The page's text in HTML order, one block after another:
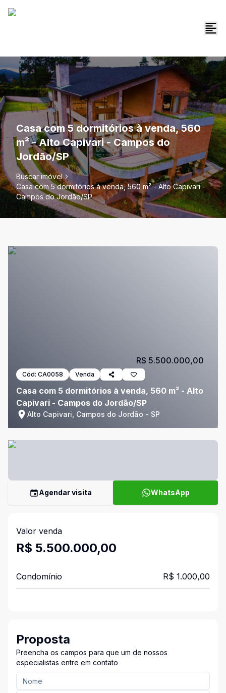
Casa com 5 dormitórios à venda, 560
m² - Alto Capivari - Campos do
Jordão/SP
Buscar imóvel
Casa com 5 dormitórios à venda, 560 m² - Alto Capivari -
Campos do Jordão/SP
Cód: CA0058 Venda
Casa com 5 dormitórios à venda, 560 m² - Alto
Capivari - Campos do Jordão/SP
Alto Capivari, Campos do Jordão - SP
R$ 5.500.000,00
Agendar visita WhatsApp
Valor venda
R$ 5.500.000,00
Condomínio R$ 1.000,00
Proposta
Preencha os campos para que um de nossos
especialistas entre em contato